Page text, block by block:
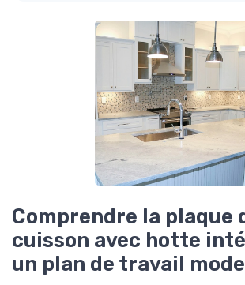
Comprendre la plaque
cuisson avec hotte
un plan de travail